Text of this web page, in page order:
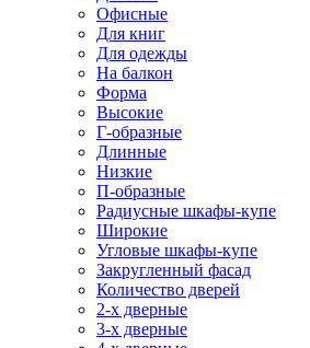
Офисные
Для книг
Для одежды
На балкон
Форма
Высокие
Г-образные
Длинные
Низкие
П-образные
Радиусные шкафы-купе
Широкие
Угловые шкафы-купе
Закругленный фасад
Количество дверей
2-х дверные
3-х дверные